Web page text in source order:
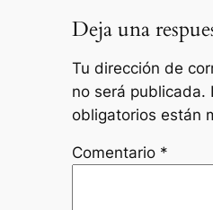
Deja una
Tu dirección de
no será publicada.
obligatorios están
Comentario *